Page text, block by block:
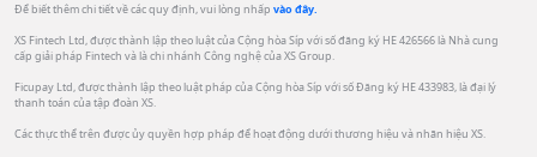
Để biết thêm chi tiết về các quy định, vui lòng nhấp vào đây.
XS Fintech Ltd, được thành lập theo luật của Cộng hòa Síp với số đăng ký HE 426566 là Nhà cung
cấp giải pháp Fintech và là chi nhánh Công nghệ của XS Group.
Ficupay Ltd, được thành lập theo luật pháp của Cộng hòa Síp với số Đăng ký HE 433983, là đại lý
thanh toán của tập đoàn XS.
Các thực thể trên được ủy quyền hợp pháp để hoạt động dưới thương hiệu và nhãn hiệu XS.